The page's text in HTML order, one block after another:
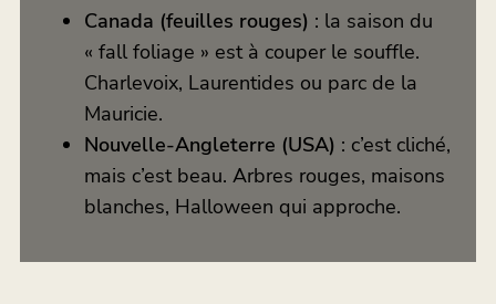
Canada (feuilles rouges) : la saison du
« fall foliage » est à couper le souffle.
Charlevoix, Laurentides ou parc de la
Mauricie.
Nouvelle-Angleterre (USA) : c’est cliché,
mais c’est beau. Arbres rouges, maisons
blanches, Halloween qui approche.